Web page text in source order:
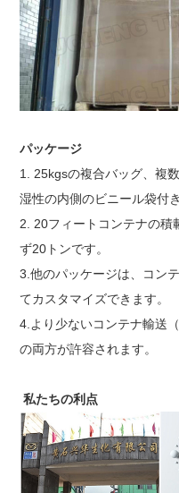
パッケージ
1. 25kgsの複合バッグ、複
湿性の内側のビニール袋付き
2. 20フィートコンテナの積
ず20トンです。
3.他のパッケージは、コン
てカスタマイズできます。
4.より少ないコンテナ輸送
の両方が許容されます。
私たちの利点